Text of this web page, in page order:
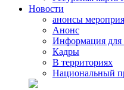
Новости
анонсы
Анонс
Информация для
Кадры
В территориях
Национальный